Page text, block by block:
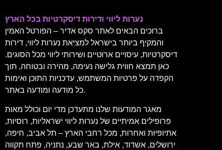
נערות ליווי ודירות דיסקרטיות בכל הארץ
ברוכים הבאים לאתר סקס אדיר – הפורטל האמין
והמקיף ביותר בישראל למציאת נערות ליווי, דירות
דיסקרטיות, עיסויים ארוטיים ושירותי ליווי מכל הסוגים.
כאן תמצא חווית גלישה נעימה, מהירה ובטוחה, תוך
הקפדה על פרטיות המשתמש, עדכניות התוכן ואימות
כל מודעה ומודעה באתר.
מאגר המודעות שלנו מתעדכן מדי יום וכולל מאות
פרופילים אמיתיים של נערות ליווי ישראליות, רוסיות,
אתיופיות ואחרות, מכל רחבי הארץ – תל אביב, חיפה,
ירושלים, אשדוד, אילת, באר שבע, נתניה, פתח תקווה